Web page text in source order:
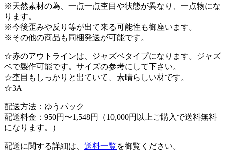
※天然素材の為、一点一点杢目や状態が異なり、一点物にな
ります。
※今後歪みや反り等が出て来る可能性も御座います。
※その他の商品も同梱発送が可能です。
☆赤のアウトラインは、ジャズベタイプになります。ジャズ
ベで製作可能です。サイズの参考にして下さい。
☆杢目もしっかりと出ていて、素晴らしい材です。
☆3A
配送方法：ゆうパック
配送料金：950円〜1,548円（10,000円以上ご購入で送料無料
になります。）
配送に関する詳細は、 送料一覧を御覧ください。